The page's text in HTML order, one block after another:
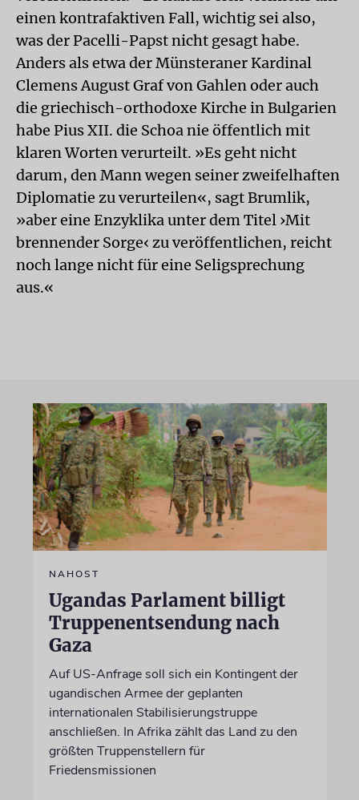
einen kontrafaktiven Fall, wichtig sei also,
was der Pacelli-Papst nicht gesagt habe.
Anders als etwa der Münsteraner Kardinal
Clemens August Graf von Gahlen oder auch
die griechisch-orthodoxe Kirche in Bulgarien
habe Pius XII. die Schoa nie öffentlich mit
klaren Worten verurteilt. »Es geht nicht
darum, den Mann wegen seiner zweifelhaften
Diplomatie zu verurteilen«, sagt Brumlik,
»aber eine Enzyklika unter dem Titel ›Mit
brennender Sorge‹ zu veröffentlichen, reicht
noch lange nicht für eine Seligsprechung
aus.«
NAHOST
Ugandas Parlament billigt
Truppenentsendung nach
Gaza
Auf US-Anfrage soll sich ein Kontingent der
ugandischen Armee der geplanten
internationalen Stabilisierungstruppe
anschließen. In Afrika zählt das Land zu den
größten Truppenstellern für
Friedensmissionen